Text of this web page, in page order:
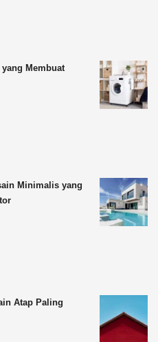
Membuat
Minimalis yang
Atap Paling